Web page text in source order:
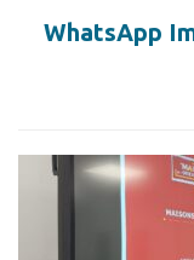
WhatsApp